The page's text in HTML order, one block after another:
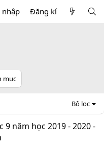
Đăng kí
mục
Bộ lọc
9 năm học 2019 - 2020 -